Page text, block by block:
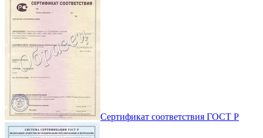
Сертификат соответствия ГОСТ Р